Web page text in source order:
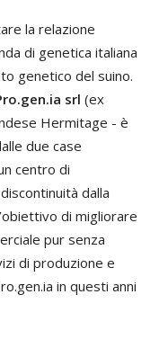
la relazione
di genetica italiana
genetico del suino.
srl (ex
Hermitage - è
due case
centro di
dalla
di migliorare
pur senza
di produzione e
in questi anni